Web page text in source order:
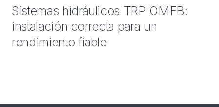
Sistemas hidráulicos TRP OMFB:
instalación correcta para un
rendimiento fiable